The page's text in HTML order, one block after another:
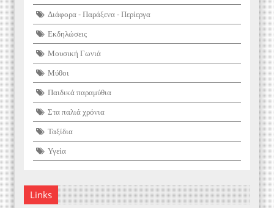
Διάφορα - Παράξενα - Περίεργα
Εκδηλώσεις
Μουσική Γωνιά
Μύθοι
Παιδικά παραμύθια
Στα παλιά χρόνια
Ταξίδια
Υγεία
Links